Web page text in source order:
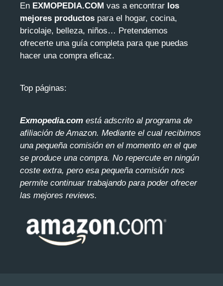
En EXMOPEDIA.COM vas a encontrar los
mejores productos para el hogar, cocina,
bricolaje, belleza, niños… Pretendemos
ofrecerte una guía completa para que puedas
hacer una compra eficaz.
Top páginas:
Exmopedia.com está adscrito al programa de
afiliación de Amazon. Mediante el cual recibimos
una pequeña comisión en el momento en el que
se produce una compra. No repercute en ningún
coste extra, pero esa pequeña comisión nos
permite continuar trabajando para poder ofrecer
las mejores reviews.